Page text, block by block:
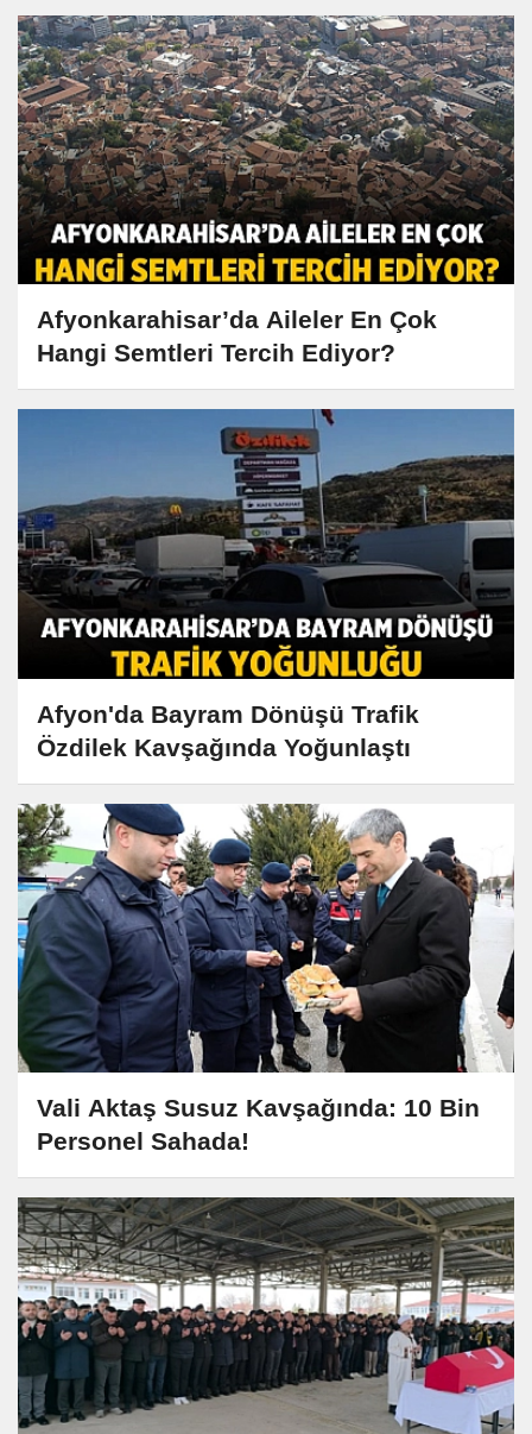
Afyonkarahisar’da Aileler En Çok
Hangi Semtleri Tercih Ediyor?
Afyon'da Bayram Dönüşü Trafik
Özdilek Kavşağında Yoğunlaştı
Vali Aktaş Susuz Kavşağında: 10 Bin
Personel Sahada!